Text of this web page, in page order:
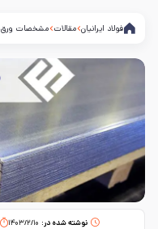
فولاد ایرانیان مقالات مشخصات ورق ST52 رول
نوشته شده در: ۱۴۰۳/۲/۱۰